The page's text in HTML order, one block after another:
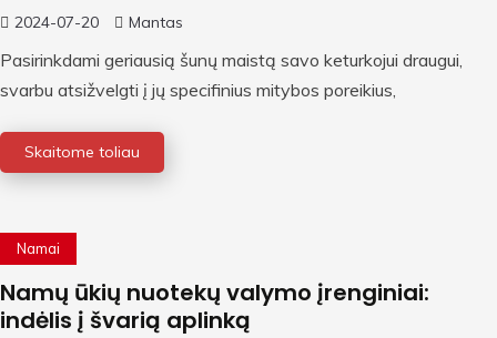
2024-07-20 Mantas
Pasirinkdami geriausią šunų maistą savo keturkojui draugui,
svarbu atsižvelgti į jų specifinius mitybos poreikius,
Skaitome toliau
Namai
Namų ūkių nuotekų valymo įrenginiai:
indėlis į švarią aplinką